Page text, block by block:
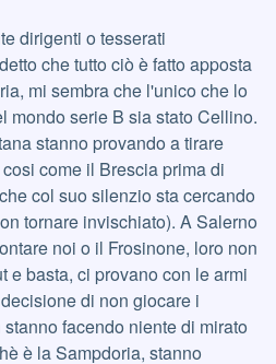
dirigenti o tesserati
che tutto ciò è fatto apposta
mi sembra che l'unico che lo
mondo serie B sia stato Cellino.
stanno provando a tirare
come il Brescia prima di
col suo silenzio sta cercando
tornare invischiato). A Salerno
noi o il Frosinone, loro non
e basta, ci provano con le armi
di non giocare i
facendo niente di mirato
è la Sampdoria, stanno